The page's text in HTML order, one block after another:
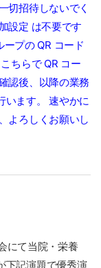
切招待しないでく
設定 は不要です
プの QR コード
ちらで QR コー
認後、以降の業務
います。 速やかに
よろしくお願いし
にて当院・栄養
下記演題で優秀演